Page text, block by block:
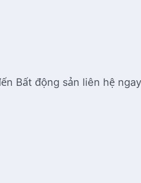
Bất động sản liên hệ